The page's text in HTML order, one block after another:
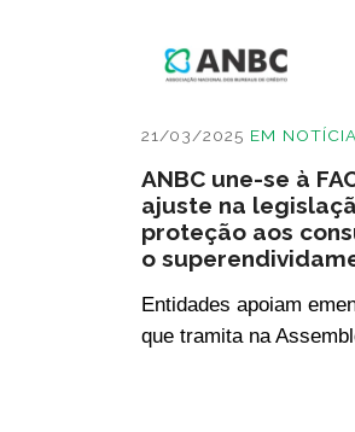
21/03/2025 EM
ANBC une-se à
ajuste na
proteção aos
o
Entidades apoiam
que tramita na